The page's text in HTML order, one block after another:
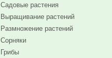
Садовые растения
Выращивание растений
Размножение растений
Сорняки
Грибы